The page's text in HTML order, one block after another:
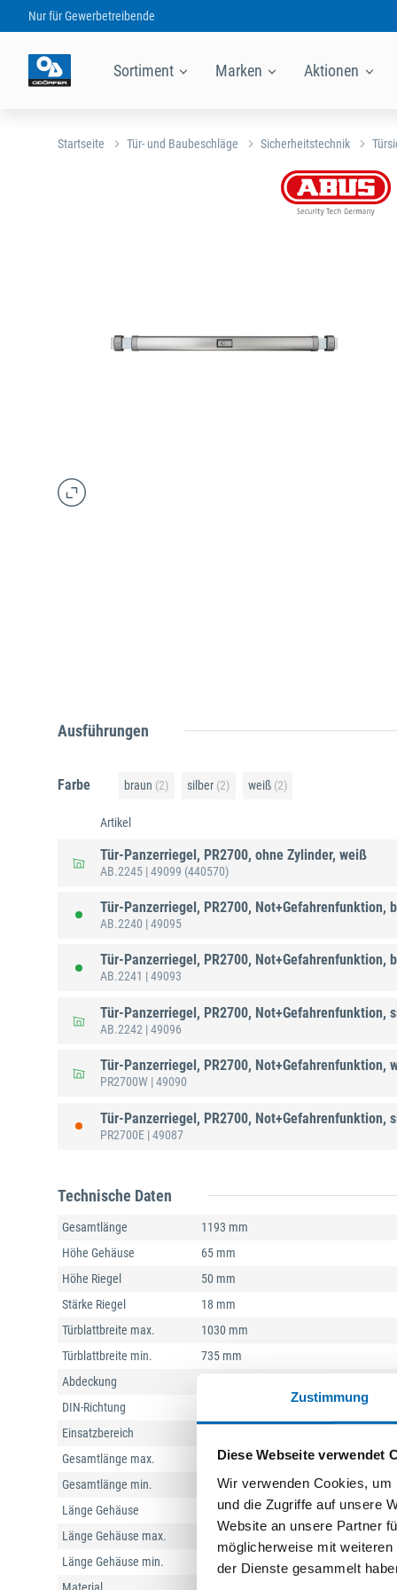
Zustimmung
Diese Webseite verwendet
Wir verwenden Cookies,
und die Zugriffe auf unsere
Website an unsere Partner
möglicherweise mit
der Dienste gesammelt
Nur fürGewerbetreibende
Sortiment Marken Aktionen
Startseite Tür- und Baubeschläge Sicherheitstechnik
Ausführungen
Farbe braun (2) silber (2) weiß(2)
Artikel
Tür-Panzerriegel, PR2700, ohne Zylinder, weiß
AB.2245 | 49099 (440570)
Tür-Panzerriegel, PR2700, Not+Gefahrenfunktion,
AB.2240 | 49095
Tür-Panzerriegel, PR2700, Not+Gefahrenfunktion,
AB.2241 | 49093
Tür-Panzerriegel, PR2700, Not+Gefahrenfunktion,
AB.2242 | 49096
Tür-Panzerriegel, PR2700, Not+Gefahrenfunktion,
PR2700W | 49090
Tür-Panzerriegel, PR2700, Not+Gefahrenfunktion,
PR2700E | 49087
Technische Daten
Gesamtlänge
1193 mm
Höhe Gehäuse
65 mm
Höhe Riegel
50 mm
Stärke Riegel
18 mm
Türblattbreite max.
1030 mm
Türblattbreite min.
735 mm
Abdeckung
DIN-Richtung
Einsatzbereich
Gesamtlänge max.
1193 mm
Gesamtlänge min.
1025 mm
Länge Gehäuse
1000 mm
Länge Gehäuse max.
Länge Gehäuse min.
735 mm